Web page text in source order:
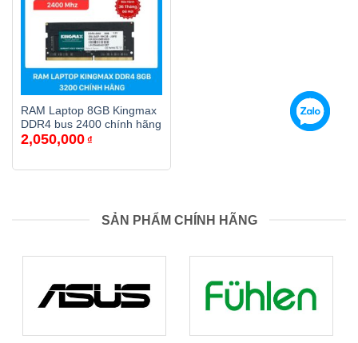
RAM Laptop 8GB Kingmax
DDR4 bus 2400 chính hãng
2,050,000 ₫
SẢN PHẨM CHÍNH HÃNG